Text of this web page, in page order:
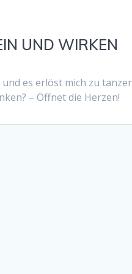
UND WIRKEN
und es erlöst mich zu
– Öffnet die Herzen!